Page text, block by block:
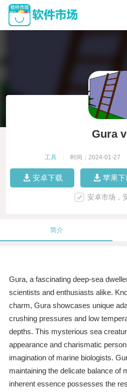
Gura
工具 时间：2024-01-27
安卓下载 苹果下
安卓市场，
简介
Gura, a fascinating deep-sea
scientists and enthusiasts alike.
charm, Gura showcases unique
crushing pressures and low
depths. This mysterious sea
appearance and charismatic
imagination of marine biologists.
maintaining the delicate balance of
inherent essence possesses the